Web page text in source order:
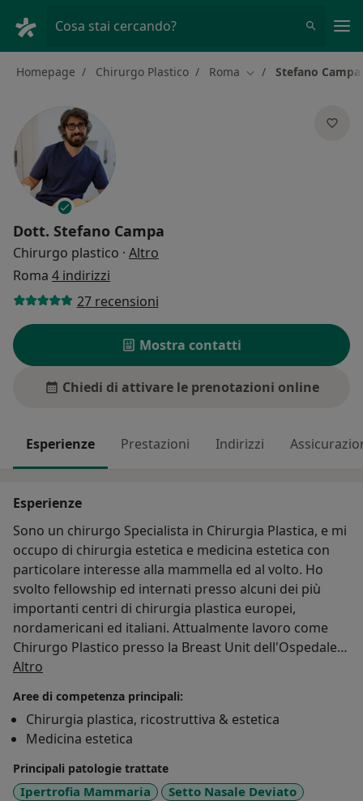
Cosa stai cercando?
Homepage Chirurgo Plastico Roma Cambia città
Stefano Campa
Dott. Stefano Campa
Chirurgo plastico · Altro
Roma 4 indirizzi
27 recensioni
Mostra contatti
Chiedi di attivare le prenotazioni online
Esperienze Prestazioni Indirizzi
Esperienze
Sono un chirurgo Specialista in Chirurgia Plastica, e mi
occupo di chirurgia estetica e medicina estetica con
particolare interesse alla mammella ed al volto. Ho
svolto fellowship ed internati presso alcuni dei più
importanti centri di chirurgia plastica europei,
nordamericani ed italiani. Attualmente lavoro come
Chirurgo Plastico presso la Breast Unit dell'Ospedale
Fatebenefratelli-Isola tiberina di Roma e visito ed
Viterbo
Altro
Aree di competenza principali:
Chirurgia plastica, ricostruttiva & estetica
Medicina estetica
Principali patologie trattate
Ipertrofia Mammaria
Setto Nasale Deviato